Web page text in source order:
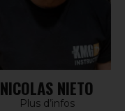
NICOLAS NIETO
Plus d’infos